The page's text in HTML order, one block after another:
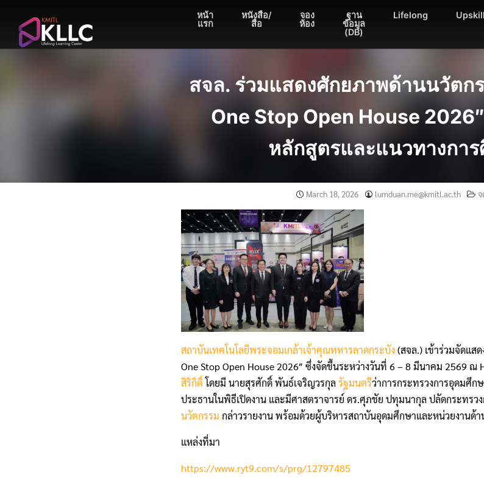
content
หน้า
แรก
หนังสือ/
สื่อ
จอง
ห้อง
ฐาน
ข้อมูล
(DB)
Lifelong
สจล. ร่วมแสดงศักยภาพด้านนวัตก
One Stop Open House
หลักสูตรและแนวทางกา
March 18, 2026 lumduan.me@kmitl.ac.th จ
สถาบันเทคโนโลยีพระจอมเกล้าเจ้าคุณทหารลาดกระบัง (สจล.) เข้าร่วมจัดแส
One Stop Open House 2026″ ซึ่งจัดขึ้นระหว่างวันที่ 6 – 8 มีนาคม 2569 ณ
สิริกิติ์โดยมี นายสุรศักดิ์ พันธ์เจริญวรกุลรัฐมนตรีว่าการกระทรวงการอุดมศึก
ประธานในพิธีเปิดงาน และมีศาสตราจารย์ ดร.ศุภชัย ปทุมนากุล ปลัดกระทรว
นวัตกรรม กล่าวรายงาน พร้อมด้วยผู้บริหารสถาบันอุดมศึกษาและหน่วยงานด้
แหล่งที่มา
https://www.ryt9.com/s/prg/12797485